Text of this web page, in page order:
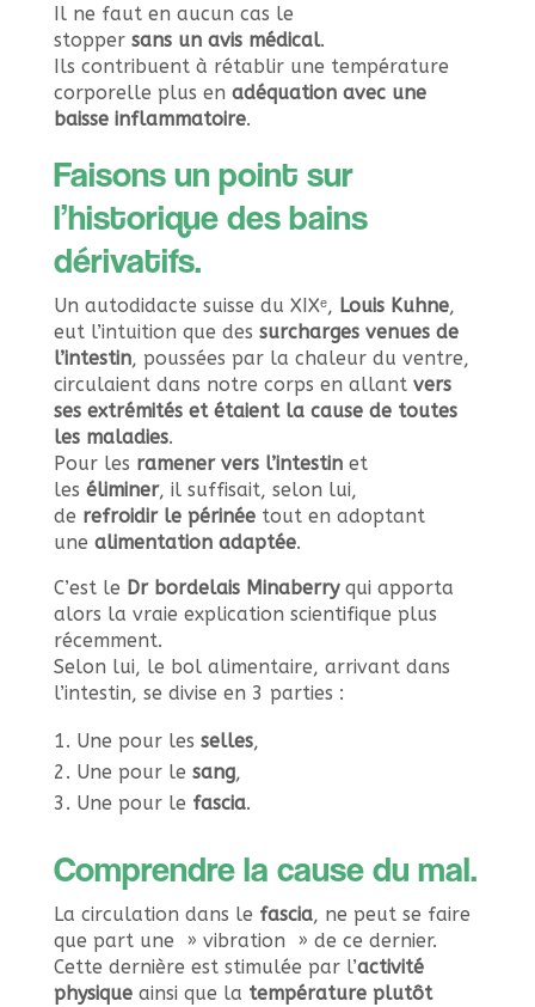
Il ne faut en aucun cas le
stopper sans un avis médical.
Ils contribuent à rétablir une température
corporelle plus en adéquation avec une
baisse inflammatoire.
Faisons un point sur
l’historique des bains
dérivatifs.
Un autodidacte suisse du XIXᵉ, Louis Kuhne,
eut l’intuition que des surcharges venues de
l’intestin, poussées par la chaleur du ventre,
circulaient dans notre corps en allant vers
ses extrémités et étaient la cause de toutes
les maladies.
Pour les ramener vers l’intestinet
les éliminer, il suffisait, selon lui,
de refroidir le périnéetout en adoptant
une alimentation adaptée.
C’est le Dr bordelais Minaberryqui apporta
alors la vraie explication scientifique plus
récemment.
Selon lui, le bol alimentaire, arrivant dans
l’intestin, se divise en 3 parties :
Une pour les selles,
Une pour le sang,
Une pour le fascia.
Comprendre la cause du mal.
La circulation dans le fascia, ne peut se faire
que part une » vibration » de ce dernier.
Cette dernière est stimulée par l’activité
physiqueainsi que la température plutôt